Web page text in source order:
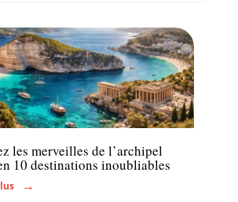
les merveilles de l’archipel
10 destinations inoubliables